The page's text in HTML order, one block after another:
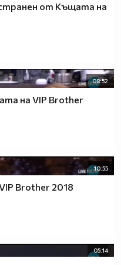
от Къщата на
08:52
на VIP Brother
10:55
Brother 2018
05:14